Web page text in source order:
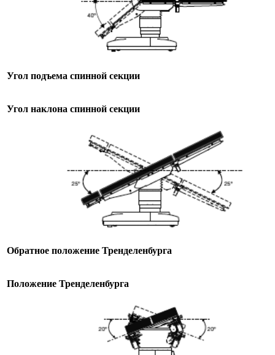
Угол подъема спинной секции
Угол наклона спинной секции
Обратное положение Тренделенбурга
Положение Тренделенбурга